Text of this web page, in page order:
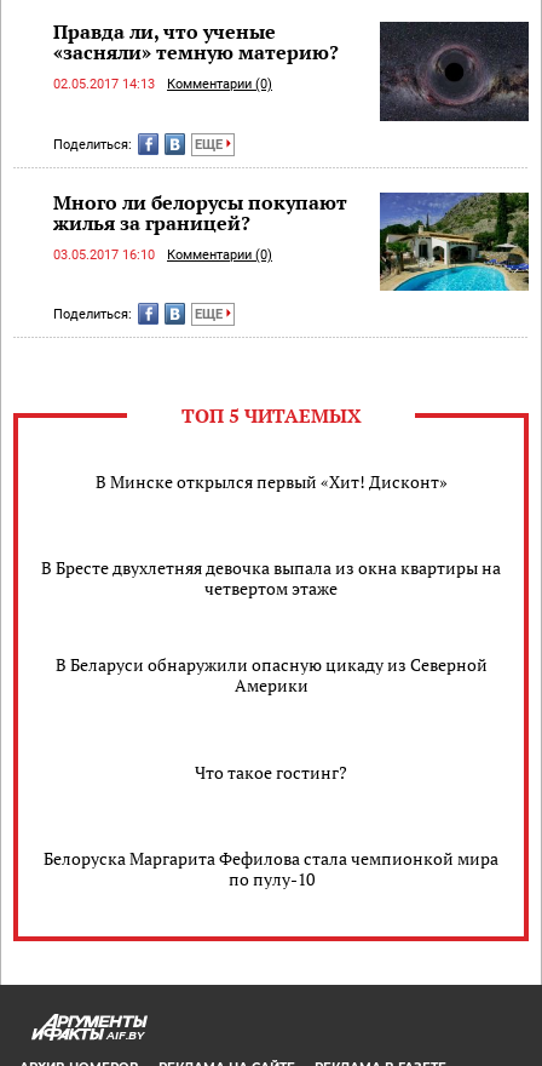
Правда ли, что ученые
«засняли» темную материю?
02.05.2017 14:13 Комментарии (0)
Поделиться: ЕЩЕ
Много ли белорусы покупают
жилья за границей?
03.05.2017 16:10 Комментарии (0)
Поделиться: ЕЩЕ
ТОП 5 ЧИТАЕМЫХ
В Минске открылся первый «Хит! Дисконт»
В Бресте двухлетняя девочка выпала из окна квартиры на
четвертом этаже
В Беларуси обнаружили опасную цикаду из Северной
Америки
Что такое гостинг?
Белоруска Маргарита Фефилова стала чемпионкой мира
по пулу-10
AIF.BY